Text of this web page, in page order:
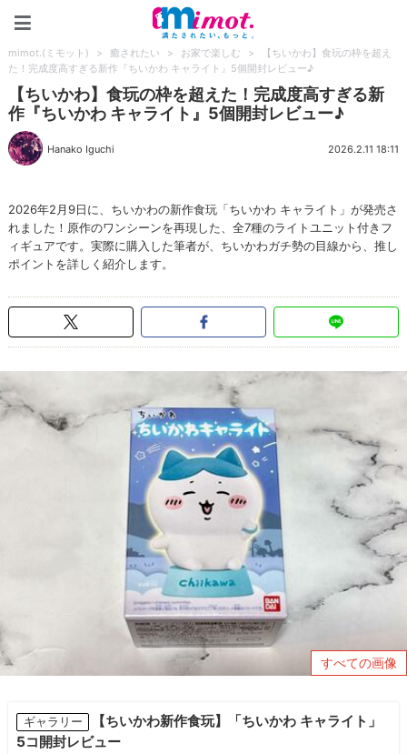
mimot.(ミモット) > 癒されたい > お家で楽しむ >
【ちいかわ】食玩の枠を超え
た！完成度高すぎる新作『ちいかわ キャライト』5個開封レビュー♪
【ちいかわ】食玩の枠を超えた！完成度高すぎる新
作『ちいかわ キャライト』5個開封レビュー♪
Hanako Iguchi 2026.2.11 18:11
2026年2月9日に、ちいかわの新作食玩「ちいかわ キャライト」が発売さ
れました！原作のワンシーンを再現した、全7種のライトユニット付きフ
ィギュアです。実際に購入した筆者が、ちいかわガチ勢の目線から、推し
ポイントを詳しく紹介します。
すべての画像
ギャラリー
【ちいかわ新作食玩】「ちいかわ キャライト」
5コ開封レビュー